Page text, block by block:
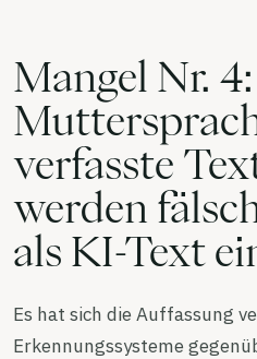
Mangel Nr.
verfasste
werden
als KI-Text
Es hat sich die Auffassung
Erkennungssysteme